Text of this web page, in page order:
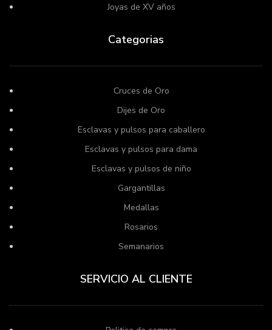
Joyas de XV años
Categorias
Cruces de Oro
Dijes de Oro
Esclavas y pulsos para caballero
Esclavas y pulsos para dama
Esclavas y pulsos de niño
Gargantillas
Medallas
Rosarios
Semanarios
SERVICIO AL CLIENTE